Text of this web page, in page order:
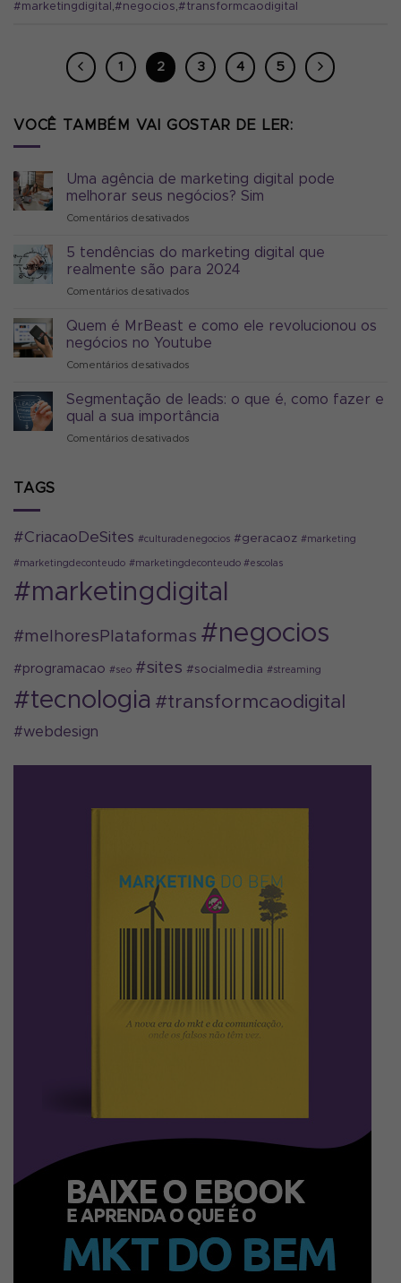
#marketingdigital ,#negocios,#transformcaodigital
1 2 3 4 5
VOCÊ TAMBÉM VAI GOSTAR DE LER:
Uma agência de marketing digital pode
melhorar seus negócios? Sim
Comentários desativados
agência
de
melhorar
seus
5 tendências do marketing digital que
realmente são para 2024
Comentários desativados
tendências
do
realmente
são
Quem é MrBeast e como ele revolucionou os
negócios no Youtube
Comentários desativados
é
MrBeast
Youtube
Segmentação de leads: o que é, como fazer e
qual a sua importância
Comentários desativados
como
fazer
qual
a
importância
TAGS
#CriacaoDeSites #culturadenegocios #geracaoz #marketing
#marketingdeconteudo #marketingdeconteudo #escolas
#marketingdigital
#melhoresPlataformas #negocios
#programacao #seo #sites #socialmedia #streaming
#tecnologia #transformcaodigital
#webdesign